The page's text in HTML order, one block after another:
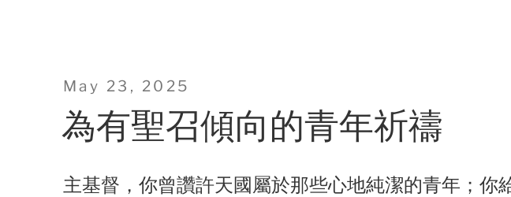
Posted
on
May 23, 2025
為有聖召傾向的青年祈禱
主基督，你曾讚許天國屬於那些心地純潔的青年；